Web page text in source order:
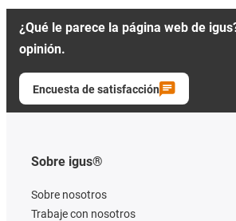
¿Qué le parece la página web de
opinión.
Encuesta de satisfacción
Sobre igus®
Sobre nosotros
Trabaje con nosotros